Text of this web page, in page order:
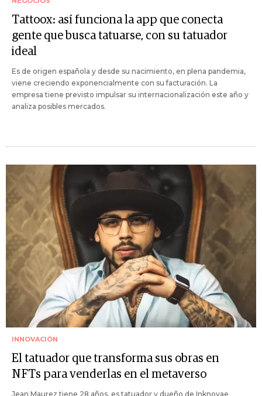
Tattoox: así funciona la app que conecta
gente que busca tatuarse, con su tatuador
ideal
Es de origen española y desde su nacimiento, en plena pandemia,
viene creciendo exponencialmente con su facturación. La
empresa tiene previsto impulsar su internacionalización este año y
analiza posibles mercados.
INNOVACIÓN
El tatuador que transforma sus obras en
NFTs para venderlas en el metaverso
Jean Maurez tiene 28 años, es tatuador y dueño de Inknovae